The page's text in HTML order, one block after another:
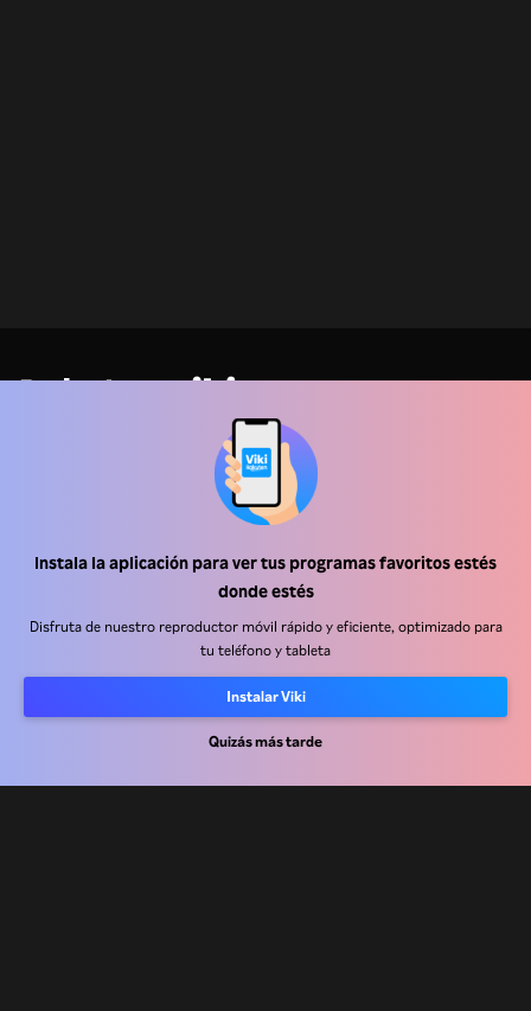
Instala la aplicación para ver tus programas favoritos estés
donde estés
Disfruta de nuestro reproductor móvil rápido y eficiente, optimizado para
tu teléfono y tableta
Instalar Viki
Quizás más tarde
Centro de ayuda
Términos de Uso